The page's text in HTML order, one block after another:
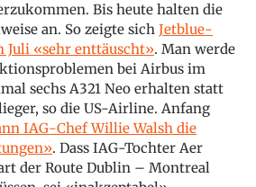
Bis heute halten die
an. So zeigte sich Jetblue-
Juli «sehr enttäuscht». Man werde
bei Airbus im
sechs A321 Neo erhalten statt
so die US-Airline. Anfang
IAG-Chef Willie Walsh die
. Dass IAG-Tochter Aer
der Route Dublin – Montreal